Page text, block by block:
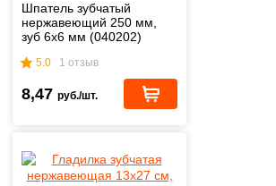
Шпатель зубчатый
нержавеющий 250 мм,
зуб 6х6 мм (040202)
5.0 1 отзыв
8,47 руб./шт.